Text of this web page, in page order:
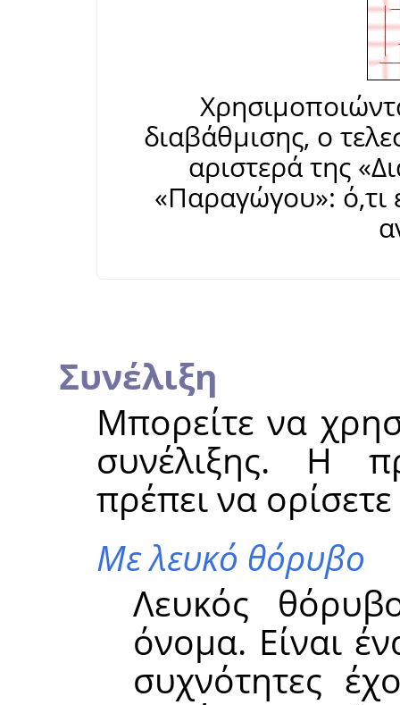
διαβάθμισης, ο
αριστερά της «
«Παραγώγου»:
Συνέλιξη
Μπορείτε να
συνέλιξης. Η
πρέπει να ορίσετε
Με λευκό θόρυβο
Λευκός
όνομα. Είναι
συχνότητες